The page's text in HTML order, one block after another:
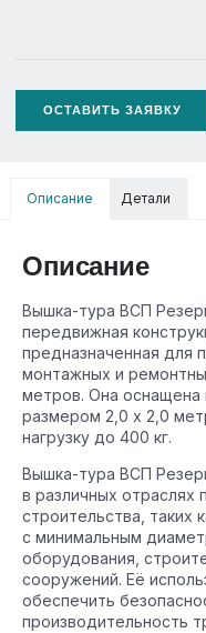
ОСТАВИТЬ ЗАЯВКУ
Описание Детали
Описание
Вышка-тура ВСП
передвижная
предназначенная для
монтажных и
метров. Она оснащена
размером 2,0 х 2,0
нагрузку до 400 кг.
Вышка-тура ВСП
в различных отраслях
строительства, таких
с минимальным
оборудования,
сооружений. Её
обеспечить
производительность